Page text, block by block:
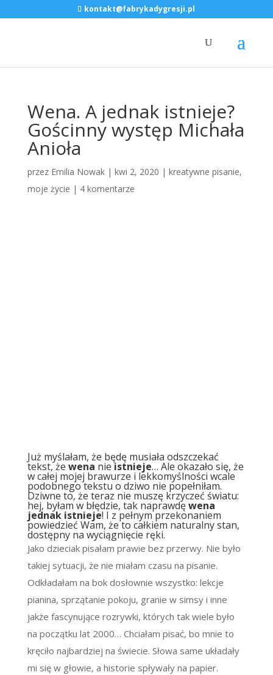
kontakt@fabrykadygresji.pl
Wena. A jednak istnieje?
Gościnny występ Michała
Anioła
przez Emilia Nowak| kwi 2, 2020 | kreatywne pisanie,
moje życie | 4 komentarze
Już myślałam, że będę musiała odszczekać
tekst, że wena nieistnieje… Ale okazało się, że
w całej mojej brawurze i lekkomyślności wcale
podobnego tekstu o dziwo nie popełniłam.
Dziwne to, że teraz nie muszę krzyczeć światu:
hej, byłam w błędzie, tak naprawdęwena
jednak istnieje! I z pełnym przekonaniem
powiedzieć Wam, że to całkiem naturalny stan,
dostępny na wyciągnięcie ręki.
Jako dzieciak pisałam prawie bez przerwy. Nie było
takiej sytuacji, że nie miałam czasu na pisanie.
Odkładałam na bok dosłownie wszystko: lekcje
pianina, sprzątanie pokoju, granie w simsy i inne
jakże fascynujące rozrywki, których tak wiele było
na początku lat 2000… Chciałam pisać, bo mnie to
kręciło najbardziej na świecie. Słowa same układały
mi się w głowie, a historie spływały na papier.